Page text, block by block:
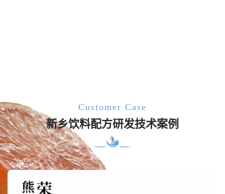
Customer Case
新乡饮料配方研发技术案例